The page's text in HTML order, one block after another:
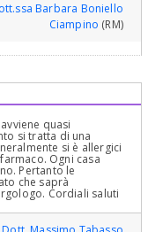
Barbara Boniello
Ciampino (RM)
quasi
si tratta di una
si è allergici
Ogni casa
Pertanto le
che saprà
Cordiali saluti